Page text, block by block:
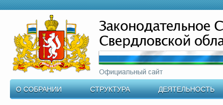
О СОБРАНИИ СТРУКТУРА ДЕЯТЕЛЬНОСТЬ